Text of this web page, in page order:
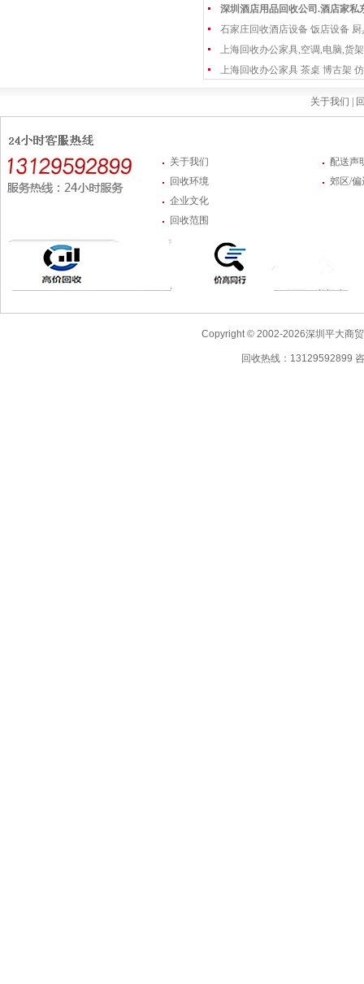
深圳酒店用品回收公司.酒店家私
石家庄回收酒店设备 饭店设备 厨
上海回收办公家具,空调,电脑,货
上海回收办公家具 茶桌 博古架
关于我们 |
关于我们
回收环境
企业文化
回收范围
配送声
郊区/
Copyright © 2002-2026深圳平大商
回收热线：13129592899